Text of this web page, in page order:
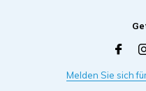
Melden Sie sich